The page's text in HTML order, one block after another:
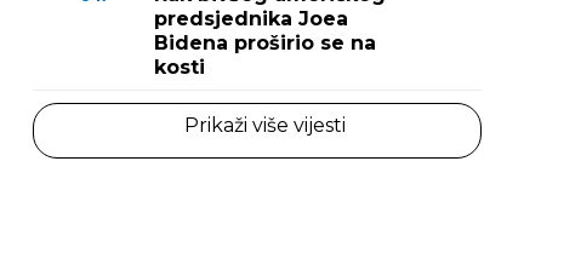
predsjednika Joea
Bidena proširio se na
kosti
Prikaži više vijesti